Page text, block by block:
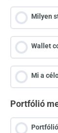
Milyen
Wallet
Mi a
Portfólió